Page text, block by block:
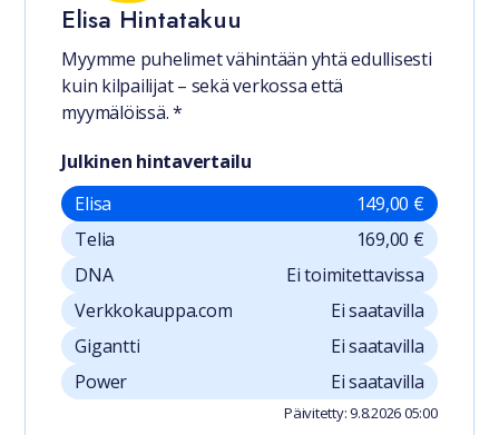
Elisa Hintatakuu
Myymme puhelimet vähintään yhtä edullisesti
kuin kilpailijat – sekä verkossa että
myymälöissä. *
Julkinen hintavertailu
Elisa
149,00 €
Telia
169,00 €
DNA
Ei toimitettavissa
Verkkokauppa.com
Ei saatavilla
Gigantti
Ei saatavilla
Power
Ei saatavilla
Päivitetty: 9.8.2026 05:00